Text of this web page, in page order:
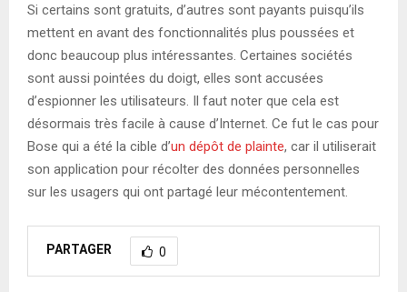
Si certains sont gratuits, d’autres sont payants puisqu’ils
mettent en avant des fonctionnalités plus poussées et
donc beaucoup plus intéressantes. Certaines sociétés
sont aussi pointées du doigt, elles sont accusées
d’espionner les utilisateurs. Il faut noter que cela est
désormais très facile à cause d’Internet. Ce fut le cas pour
Bose qui a été la cible d’un dépôt de plainte, car il utiliserait
son application pour récolter des données personnelles
sur les usagers qui ont partagé leur mécontentement.
PARTAGER 0